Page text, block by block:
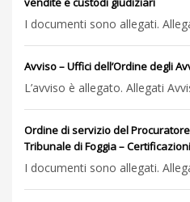
I documenti sono allegati.
Avviso – Uffici dell’Ordine degli
L’avviso è allegato. Allegati
Ordine di servizio del
Tribunale di Foggia –
I documenti sono allegati.